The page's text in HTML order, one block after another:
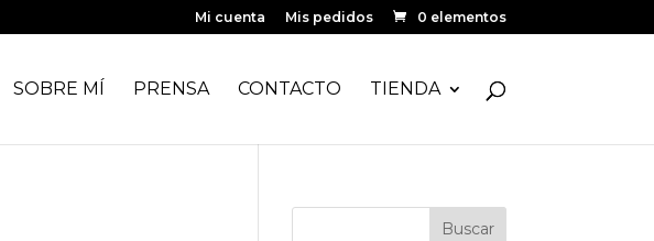
Mi cuenta Mis pedidos 0 elementos
SOBRE MÍ PRENSA CONTACTO TIENDA